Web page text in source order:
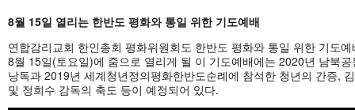
8월 15일 열리는 한반도 평화와 통일 위한 기도예배
연합감리교회 한인총회 평화위원회도 한반도 평화와 통일 위한 기도
8월 15일(토요일)에 줌으로 열리게 될 이 기도예배에는 2020년 남북공
낭독과 2019년 세계청년정의평화한반도순례에 참석한 청년의 간증,
및 정희수 감독의 축도 등이 예정되어 있다.